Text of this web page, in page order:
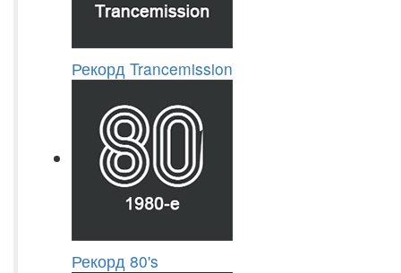
Рекорд Trancemission
Рекорд 80's